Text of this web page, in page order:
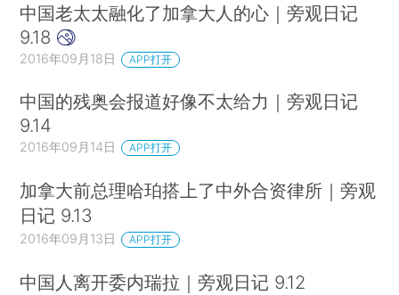
中国老太太融化了加拿大人的心｜旁观日记
9.18
2016年09月18日 APP打开
中国的残奥会报道好像不太给力｜旁观日记
9.14
2016年09月14日 APP打开
加拿大前总理哈珀搭上了中外合资律所｜旁观
日记 9.13
2016年09月13日 APP打开
中国人离开委内瑞拉｜旁观日记 9.12